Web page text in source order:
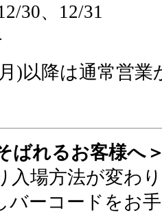
30、12/31
)以降は通常営業
ばれるお客様へ
入場方法が変わ
バーコードをお